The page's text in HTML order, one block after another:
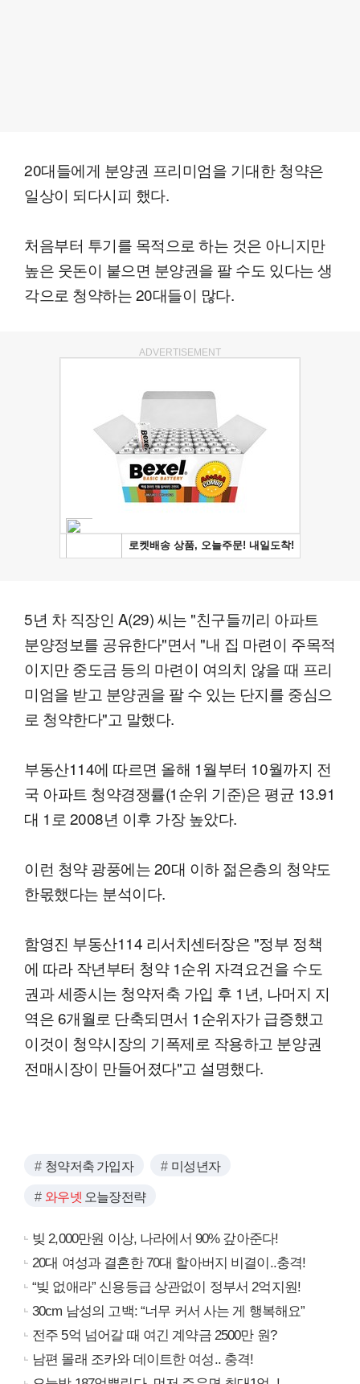
20대들에게 분양권 프리미엄을 기대한 청약은
일상이 되다시피 했다.
처음부터 투기를 목적으로 하는 것은 아니지만
높은 웃돈이 붙으면 분양권을 팔 수도 있다는 생
각으로 청약하는 20대들이 많다.
ADVERTISEMENT
5년 차 직장인 A(29) 씨는 "친구들끼리 아파트
분양정보를 공유한다"면서 "내 집 마련이 주목적
이지만 중도금 등의 마련이 여의치 않을 때 프리
미엄을 받고 분양권을 팔 수 있는 단지를 중심으
로 청약한다"고 말했다.
부동산114에 따르면 올해 1월부터 10월까지 전
국 아파트 청약경쟁률(1순위 기준)은 평균 13.91
대 1로 2008년 이후 가장 높았다.
이런 청약 광풍에는 20대 이하 젊은층의 청약도
한몫했다는 분석이다.
함영진 부동산114 리서치센터장은 "정부 정책
에 따라 작년부터 청약 1순위 자격요건을 수도
권과 세종시는 청약저축 가입 후 1년, 나머지 지
역은 6개월로 단축되면서 1순위자가 급증했고
이것이 청약시장의 기폭제로 작용하고 분양권
전매시장이 만들어졌다"고 설명했다.
청약저축 가입자 미성년자
와우넷 오늘장전략
빚 2,000만원 이상, 나라에서 90% 갚아준다!
20대 여성과 결혼한 70대 할아버지 비결이..충격!
“빚 없애라” 신용등급 상관없이 정부서 2억지원!
30cm 남성의 고백: “너무 커서 사는 게 행복해요”
전주 5억 넘어갈 때 여긴 계약금 2500만 원?
남편 몰래 조카와 데이트한 여성.. 충격!